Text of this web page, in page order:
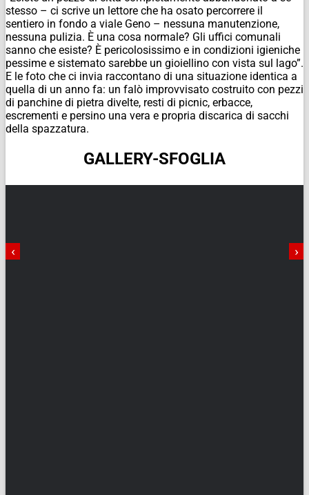
stesso – ci scrive un lettore che ha osato percorrere il
sentiero in fondo a viale Geno – nessuna manutenzione,
nessuna pulizia. È una cosa normale? Gli uffici comunali
sanno che esiste? È pericolosissimo e in condizioni igieniche
pessime e sistemato sarebbe un gioiellino con vista sul lago”.
E le foto che ci invia raccontano di una situazione identica a
quella di un anno fa: un falò improvvisato costruito con pezzi
di panchine di pietra divelte, resti di picnic, erbacce,
escrementi e persino una vera e propria discarica di sacchi
della spazzatura.
GALLERY-SFOGLIA
‹ ›